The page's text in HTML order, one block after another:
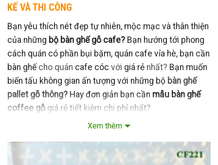
KẾ VÀ THI CÔNG
Bạn yêu thích nét đẹp tự nhiên, mộc mạc và thân thiện
của những bộ bàn ghế gỗ cafe? Bạn hướng tới phong
cách quán có phần bụi bặm, quán cafe vỉa hè, bạn cần
bàn ghế cho quán cafe cóc với giá rẻ nhất? Bạn muốn
biến tấu không gian ấn tượng với những bộ bàn ghế
pallet gỗ thông? Hay đơn giản bạn cần mẫu bàn ghế
coffee gỗ giá rẻ tiết kiệm chi phí nhất?
cực rẻ
Nội thất Mộc Style
! Chúng tôi có hàng trăm
kiểu dáng, hàng trăm phong cách
bàn ghế gỗ đẹpđể
Xem thêm